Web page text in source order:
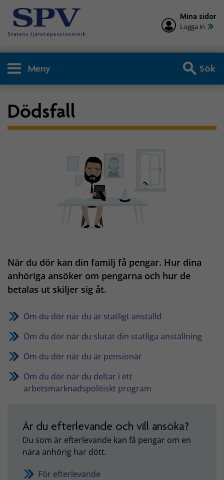
Mina sidor
Logga in
Meny Sök
Dödsfall
När du dör kan din familj få pengar. Hur dina
anhöriga ansöker om pengarna och hur de
betalas ut skiljer sig åt.
Om du dör när du är statligt anställd
Om du dör när du slutat din statliga anställning
Om du dör när du är pensionär
Om du dör när du deltar i ett
arbetsmarknadspolitiskt program
Är du efterlevande och vill ansöka?
Du som är efterlevande kan få pengar om en
nära anhörig har dött.
För efterlevande